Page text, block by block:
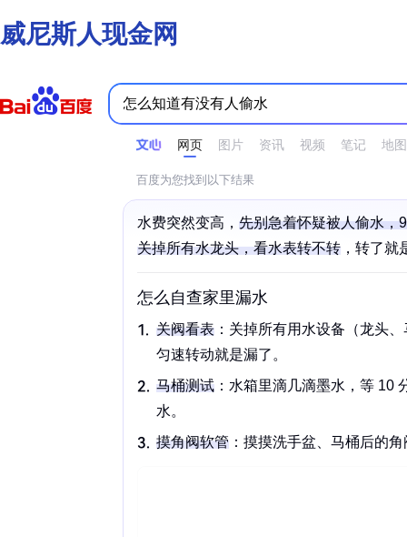
威尼斯人现金网
网页 图片 资讯 视频 笔记 地图
时间不限 所有网页和文件 站点内检索
百度为您找到以下结果
水费突然变高， 先别急着怀疑被人偷水，
关掉所有水龙头，看水表转不转 ，转了就
怎么自查家里漏水
关阀看表 ：关掉所有用水设备（龙头
匀速转动就是漏了。
马桶测试 ：水箱里滴几滴墨水，等 10
水。
摸角阀软管 ：摸摸洗手盆、马桶后的